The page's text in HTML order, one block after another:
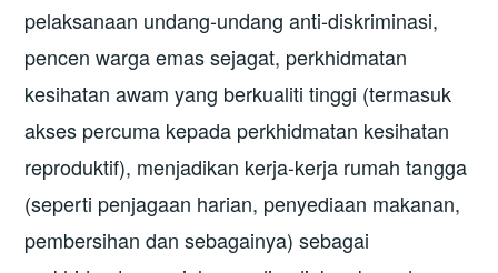
pelaksanaan undang-undang anti-diskriminasi,
pencen warga emas sejagat, perkhidmatan
kesihatan awam yang berkualiti tinggi (termasuk
akses percuma kepada perkhidmatan kesihatan
reproduktif), menjadikan kerja-kerja rumah tangga
(seperti penjagaan harian, penyediaan makanan,
pembersihan dan sebagainya) sebagai